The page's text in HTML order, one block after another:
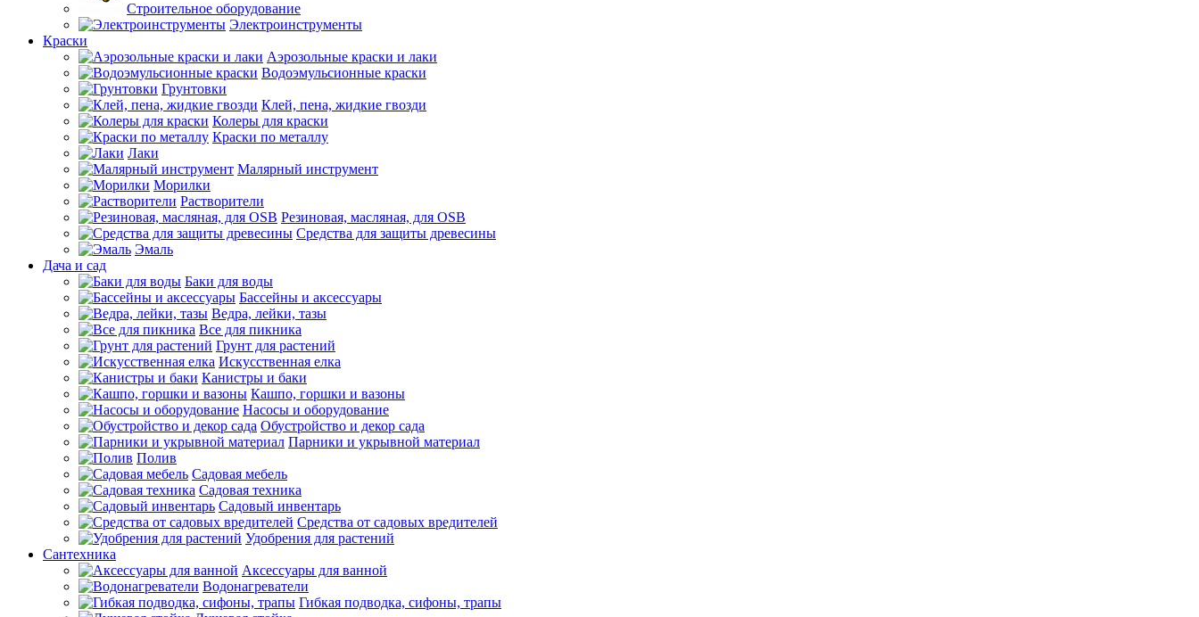
Строительное оборудование
Электроинструменты
Краски
Аэрозольные краски и лаки
Водоэмульсионные краски
Грунтовки
Клей, пена, жидкие гвозди
Колеры для краски
Краски по металлу
Лаки
Малярный инструмент
Морилки
Растворители
Резиновая, масляная, для OSB
Средства для защиты древесины
Эмаль
Дача и сад
Баки для воды
Бассейны и аксессуары
Ведра, лейки, тазы
Все для пикника
Грунт для растений
Искусственная елка
Канистры и баки
Кашпо, горшки и вазоны
Насосы и оборудование
Обустройство и декор сада
Парники и укрывной материал
Полив
Садовая мебель
Садовая техника
Садовый инвентарь
Средства от садовых вредителей
Удобрения для растений
Сантехника
Аксессуары для ванной
Водонагреватели
Гибкая подводка, сифоны, трапы